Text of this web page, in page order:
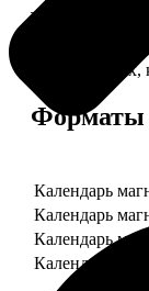
— В кружочек
одной из
выбирают на
Форматы
Календарь
Календарь
Календарь
Календарь